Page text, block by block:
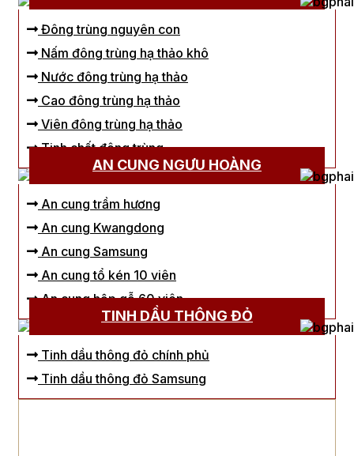
Đông trùng nguyên con
Nấm đông trùng hạ thảo khô
Nước đông trùng hạ thảo
Cao đông trùng hạ thảo
Viên đông trùng hạ thảo
Tinh chất đông trùng
AN CUNG NGƯU HOÀNG
An cung trầm hương
An cung Kwangdong
An cung Samsung
An cung tổ kén 10 viên
An cung hộp gỗ 60 viên
TINH DẦU THÔNG ĐỎ
Tinh dầu thông đỏ chính phủ
Tinh dầu thông đỏ Samsung